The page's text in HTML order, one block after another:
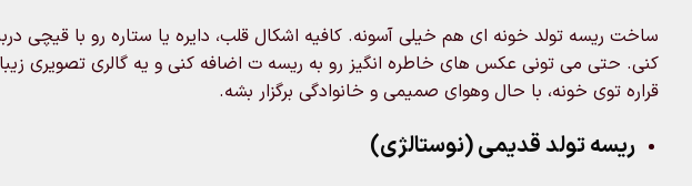
ساخت ریسه تولد خونه ای هم خیلی آسونه. کافیه اشکال قلب، دایره یا ستاره رو با قیچی
کنی. حتی می تونی عکس های خاطره انگیز رو به ریسه ت اضافه کنی و یه گالری تصویری
قراره توی خونه، با حال وهوای صمیمی و خانوادگی برگزار بشه.
ریسه تولد قدیمی (نوستالژی)